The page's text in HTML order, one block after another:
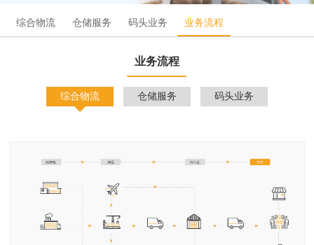
综合物流 仓储服务 码头业务 业务流程
业务流程
综合物流 仓储服务 码头业务